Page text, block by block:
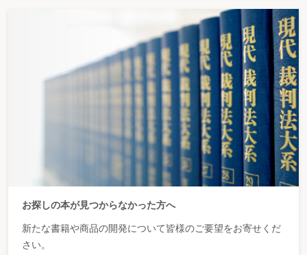
お探しの本が見つからなかった方へ
新たな書籍や商品の開発について皆様のご要望をお寄せくだ
さい。